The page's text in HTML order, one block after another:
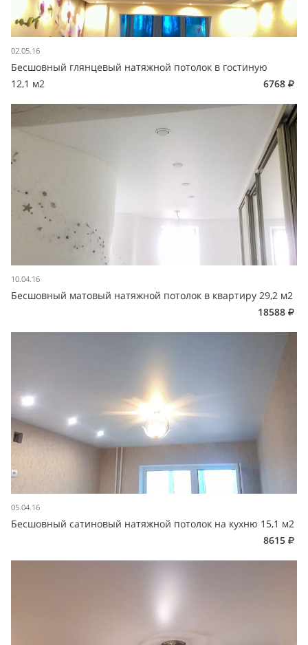
02.05.16
Бесшовный глянцевый натяжной потолок в гостиную
12,1 м2
6768
10.04.16
Бесшовный матовый натяжной потолок в квартиру 29,2 м2
18588
05.04.16
Бесшовный сатиновый натяжной потолок на кухню 15,1 м2
8615